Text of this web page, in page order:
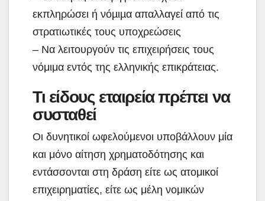
εκπληρώσει ή νόµιµα απαλλαγεί από τις
στρατιωτικές τους υποχρεώσεις
– Να λειτουργούν τις επιχειρήσεις τους
νόμιμα εντός της ελληνικής επικράτειας.
Τι είδους εταιρεία πρέπει να
συσταθεί
Οι δυνητικοί ωφελούμενοι υποβάλλουν μία
και μόνο αίτηση χρηματοδότησης και
εντάσσονται στη δράση είτε ως ατομικοί
επιχειρηματίες, είτε ως μέλη νομικών